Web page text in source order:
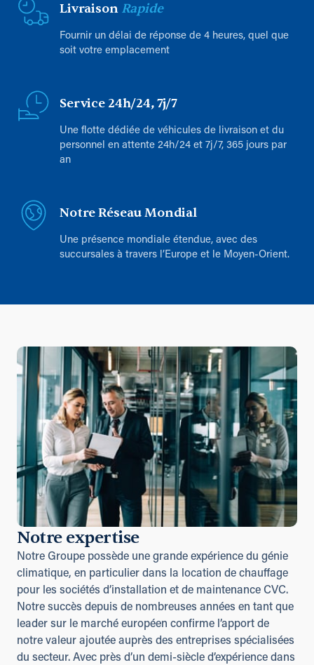
Livraison Rapide
Fournir un délai de réponse de 4 heures, quel que
soit votre emplacement
Service 24h/24, 7j/7
Une flotte dédiée de véhicules de livraison et du
personnel en attente 24h/24 et 7j/7, 365 jours par
an
Notre Réseau Mondial
Une présence mondiale étendue, avec des
succursales à travers l’Europe et le Moyen-Orient.
Notre expertise
Notre Groupe possède une grande expérience du génie
climatique, en particulier dans la location de chauffage
pour les sociétés d’installation et de maintenance CVC.
Notre succès depuis de nombreuses années en tant que
leader sur le marché européen confirme l’apport de
notre valeur ajoutée auprès des entreprises spécialisées
du secteur. Avec près d’un demi-siècle d’expérience dans